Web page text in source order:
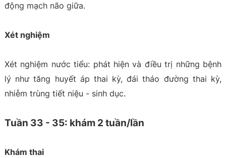
động mạch não giữa.
Xét nghiệm
Xét nghiệm nước tiểu: phát hiện và điều trị những bệnh
lý như tăng huyết áp thai kỳ, đái tháo đường thai kỳ,
nhiễm trùng tiết niệu - sinh dục.
Tuần 33 - 35: khám 2 tuần/lần
Khám thai